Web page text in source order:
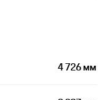
4 726 мм